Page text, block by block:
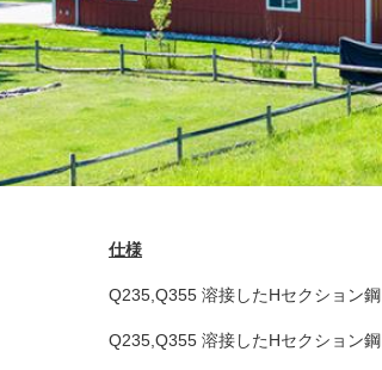
仕様
Q235,Q355 溶接したHセクション鋼
Q235,Q355 溶接したHセクション鋼